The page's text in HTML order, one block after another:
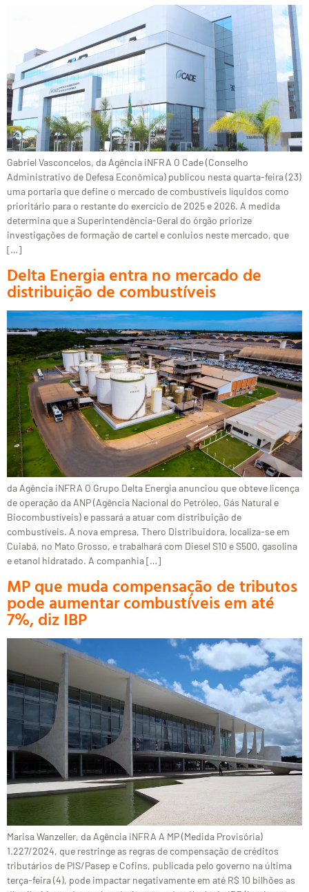
Gabriel Vasconcelos, da Agência iNFRA O Cade (Conselho
Administrativo de Defesa Econômica) publicou nesta quarta-feira (23)
uma portaria que define o mercado de combustíveis líquidos como
prioritário para o restante do exercício de 2025 e 2026. A medida
determina que a Superintendência-Geral do órgão priorize
investigações de formação de cartel e conluios neste mercado, que
[…]
Delta Energia entra no mercado de
distribuição de combustíveis
da Agência iNFRA O Grupo Delta Energia anunciou que obteve licença
de operação da ANP (Agência Nacional do Petróleo, Gás Natural e
Biocombustíveis) e passará a atuar com distribuição de
combustíveis. A nova empresa, Thero Distribuidora, localiza-se em
Cuiabá, no Mato Grosso, e trabalhará com Diesel S10 e S500, gasolina
e etanol hidratado. A companhia […]
MP que muda compensação de tributos
pode aumentar combustíveis em até
7%, diz IBP
Marisa Wanzeller, da Agência iNFRA A MP (Medida Provisória)
1.227/2024, que restringe as regras de compensação de créditos
tributários de PIS/Pasep e Cofins, publicada pelo governo na última
terça-feira (4), pode impactar negativamente em até R$ 10 bilhões as